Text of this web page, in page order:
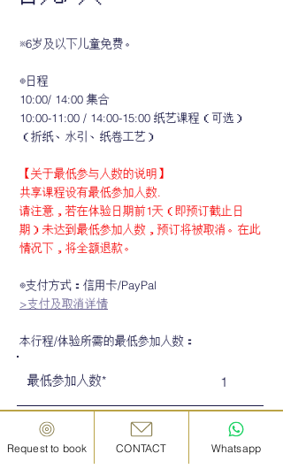
※6岁及以下儿童免费。
◎日程
10:00/ 14:00 集合
10:00-11:00 / 14:00-15:00 纸艺课程（可选）
（折纸、水引、纸卷工艺）
【关于最低参与人数的说明】
共享课程设有最低参加人数.
请注意，若在体验日期前1天（即预订截止日
期）未达到最低参加人数，预订将被取消。在此
情况下，将全额退款。
◎支付方式：信用卡/PayPal
>支付及取消详情
本行程/体验所需的最低参加人数：
最低参加人数* 1
最高参加人数*
Request to book CONTACT Whatsapp